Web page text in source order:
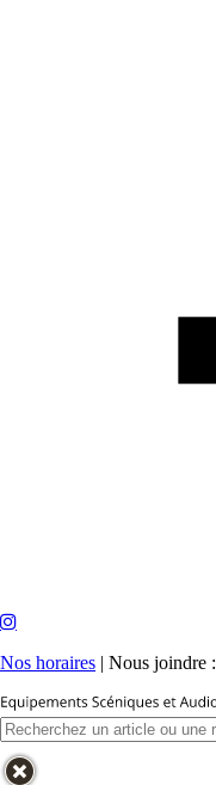
Nos horaires | Nous joindre :